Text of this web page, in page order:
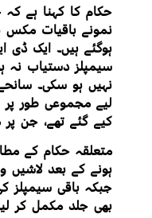
حکام کا کہنا ہے
نمونے باقیات
ہوگئے ہیں۔ ایک
سیمپلز دستیاب
نہیں ہو سکی۔
کیے گئے تھے، جن پر
متعلقہ حکام کے
ہونے کے بعد لاشیں
جبکہ باقی سیمپلز
بھی جلد مکمل کر